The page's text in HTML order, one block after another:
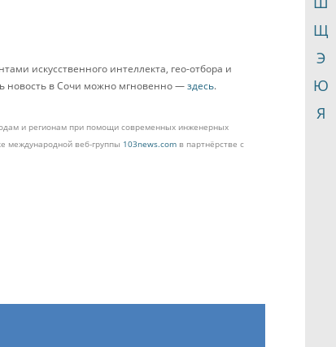
Щ
Э
Ю
Я
искусственного интеллекта, гео-отбора и
новость в Сочи можно мгновенно —здесь.
и регионам при помощи современных инженерных
международной веб-группы 103news.com в партнёрстве с